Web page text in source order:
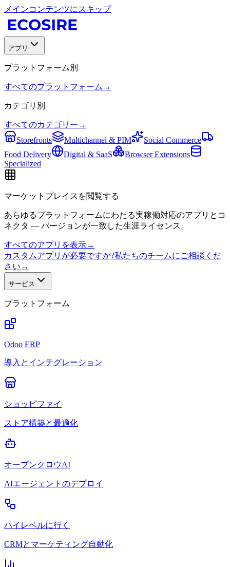
メインコンテンツにスキップ
アプリ
プラットフォーム別
すべてのプラットフォーム →
カテゴリ別
すべてのカテゴリー →
Storefronts
Multichannel & PIM
Social Commerce
Food Delivery
Digital & SaaS
Browser Extensions
Specialized
マーケットプレイスを閲覧する
あらゆるプラットフォームにわたる実稼働対応のアプリとコ
ネクタ — バージョンが一致した生涯ライセンス。
すべてのアプリを表示→
カスタムアプリが必要ですか?私たちのチームにご相談くだ
さい →
サービス
プラットフォーム
Odoo ERP
導入とインテグレーション
ショッピファイ
ストア構築と最適化
オープンクロウAI
AIエージェントのデプロイ
ハイレベルに行く
CRMとマーケティング自動化